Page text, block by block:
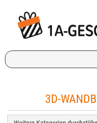
Hauptinhalt
springen
Ich
suche
3D-